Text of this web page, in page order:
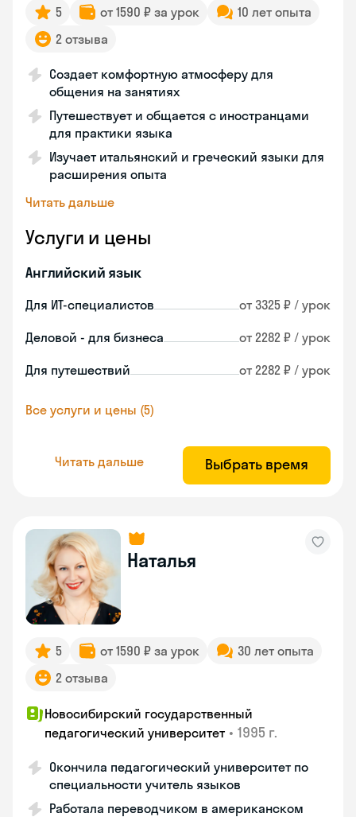
5 от 1590 ₽ за урок
10 лет опыта
2 отзыва
Создает комфортную атмосферу для
общения на занятиях
Путешествует и общается с иностранцами
для практики языка
Изучает итальянский и греческий языки для
расширения опыта
Читать дальше
Услуги и цены
Английский язык
Для ИТ-специалистов от 3325 ₽ / урок
Деловой - для бизнеса от 2282 ₽ / урок
Для путешествий от 2282 ₽ / урок
Все услуги и цены (5)
Читать дальше Выбрать время
Наталья
5 от 1590 ₽ за урок
30 лет опыта
2 отзыва
Новосибирский государственный
педагогический университет • 1995 г.
Окончила педагогический университет по
специальности учитель языков
Работала переводчиком в американском